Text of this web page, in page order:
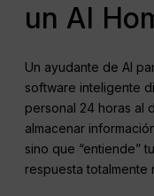
un AI
Un ayudante de AI
software inteligente
personal 24 horas al
almacenar
sino que “entiende”
respuesta totalmente